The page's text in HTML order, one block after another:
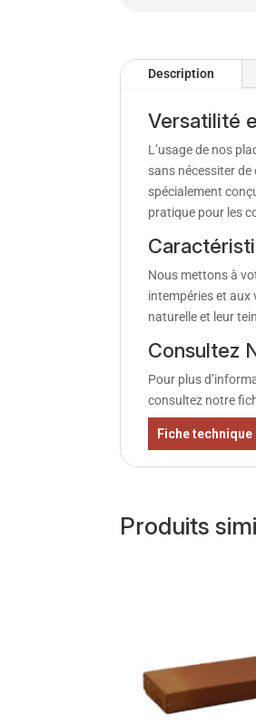
Description
Versatilité
L’usage de nos
sans nécessiter
spécialement
pratique pour les
Nous mettons à
intempéries et
naturelle et leur
Consultez
Pour plus
consultez notre
Fiche technique
Produits